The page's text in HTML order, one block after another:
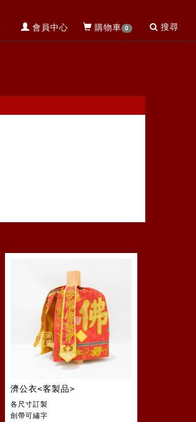
會員中心 購物車 0 搜尋
濟公衣<客製品>
各尺寸訂製
劍帶可繡字